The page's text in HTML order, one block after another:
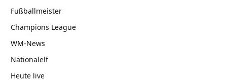
Fußballmeister
Champions League
WM-News
Nationalelf
Heute live